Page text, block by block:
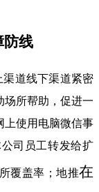
防线
道线下渠道紧密
场所帮助，促进一
上使用电脑微信事
司员工转发给扩
覆盖率；地推在